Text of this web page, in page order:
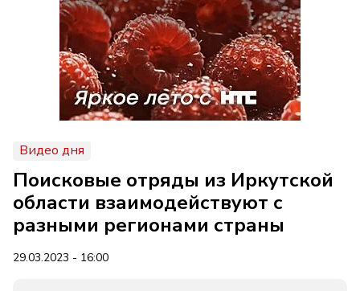
Видео дня
Поисковые отряды из Иркутской
области взаимодействуют с
разными регионами страны
29.03.2023 - 16:00